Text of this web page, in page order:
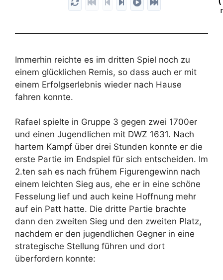
Immerhin reichte es im dritten Spiel noch zu
einem glücklichen Remis, so dass auch er mit
einem Erfolgserlebnis wieder nach Hause
fahren konnte.
Rafael spielte in Gruppe 3 gegen zwei 1700er
und einen Jugendlichen mit DWZ 1631. Nach
hartem Kampf über drei Stunden konnte er die
erste Partie im Endspiel für sich entscheiden. Im
2.ten sah es nach frühem Figurengewinn nach
einem leichten Sieg aus, ehe er in eine schöne
Fesselung lief und auch keine Hoffnung mehr
auf ein Patt hatte. Die dritte Partie brachte
dann den zweiten Sieg und den zweiten Platz,
nachdem er den jugendlichen Gegner in eine
strategische Stellung führen und dort
überfordern konnte: